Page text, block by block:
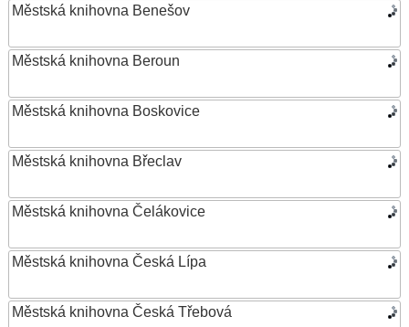
Městská knihovna Benešov
Městská knihovna Beroun
Městská knihovna Boskovice
Městská knihovna Břeclav
Městská knihovna Čelákovice
Městská knihovna Česká Lípa
Městská knihovna Česká Třebová